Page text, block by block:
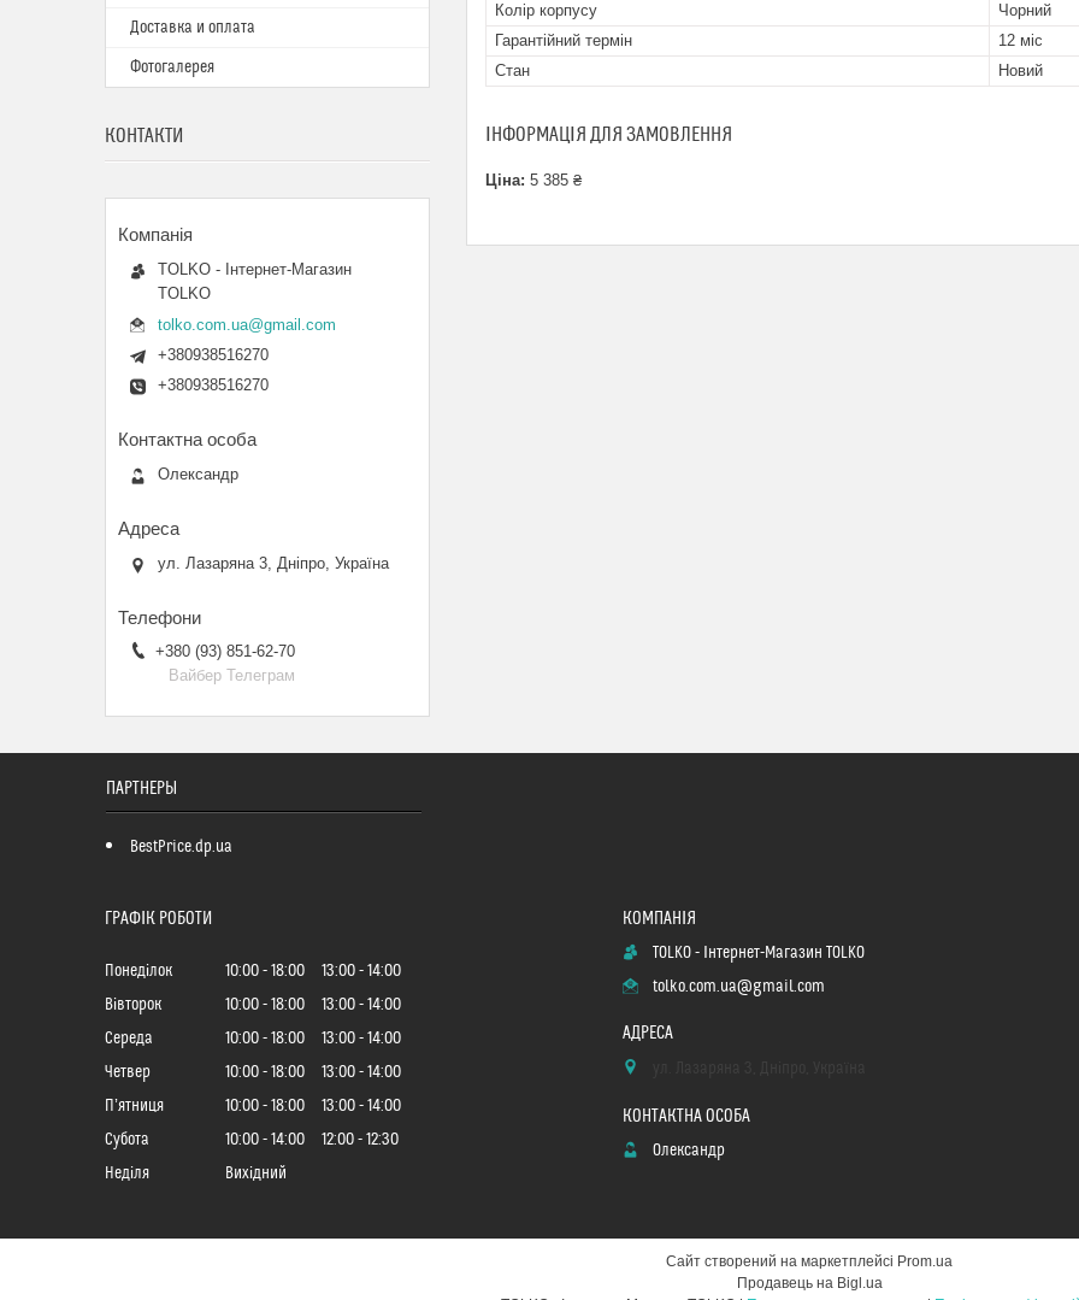
Колір корпусу
Чорний
Гарантійний термін
12 міс
Стан
Новий
ІНФОРМАЦІЯ ДЛЯ ЗАМОВЛЕННЯ
Ціна: 5 385 ₴
Доставка и оплата
Фотогалерея
КОНТАКТИ
TOLKO - Інтернет-Магазин
TOLKO
tolko.com.ua@gmail.com
+380938516270
+380938516270
Олександр
ул. Лазаряна 3, Дніпро, Україна
+380 (93) 851-62-70
Вайбер Телеграм
ПАРТНЕРЫ
BestPrice.dp.ua
ГРАФІК РОБОТИ
Понеділок 10:00 18:00 13:00
14:00
Вівторок
10:00 18:00 13:00
14:00
Середа
10:00 18:00 13:00
14:00
Четвер
10:00 18:00 13:00
14:00
Пʼятниця
10:00 18:00 13:00
14:00
Субота
10:00 14:00 12:00
12:30
Неділя
Вихідний
TOLKO - Інтернет-Магазин TOLKO
tolko.com.ua@gmail.com
Олександр
Сайт створений на маркетплейсі Prom.ua
Продавець на Bigl.ua